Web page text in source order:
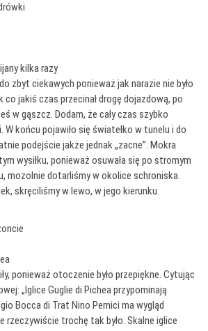
kilka razy
zbyt ciekawych ponieważ jak narazie nie było
co jakiś czas przecinał drogę dojazdową, po
w gąszcz. Dodam, że cały czas szybko
końcu pojawiło się światełko w tunelu i do
podejście jakże jednak „zacne”. Mokra
wysiłku, ponieważ osuwała się po stromym
mozolnie dotarliśmy w okolice schroniska.
skręciliśmy w lewo, w jego kierunku.
ponieważ otoczenie było przepiękne. Cytując
„Iglice Guglie di Pichea przypominają
Bocca di Trat Nino Pernici ma wygląd
rzeczywiście trochę tak było. Skalne iglice